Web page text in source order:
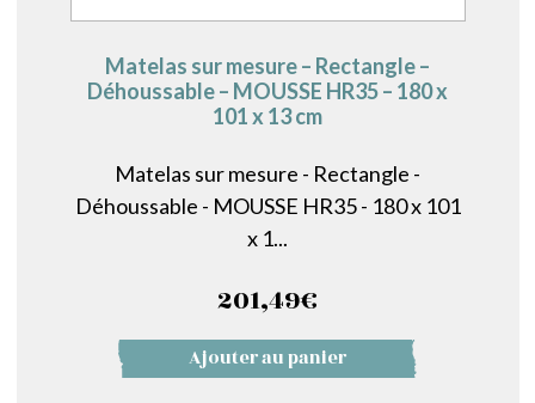
Matelas sur mesure – Rectangle –
Déhoussable – MOUSSE HR35 – 180 x
101 x 13 cm
Matelas sur mesure - Rectangle -
Déhoussable - MOUSSE HR35 - 180 x 101
x 1...
201,49€
Ajouter au panier